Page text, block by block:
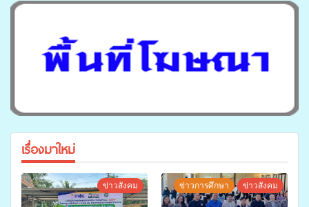
เรื่องมาใหม่
ข่าวสังคม ข่าวการศึกษา ข่าวสังคม